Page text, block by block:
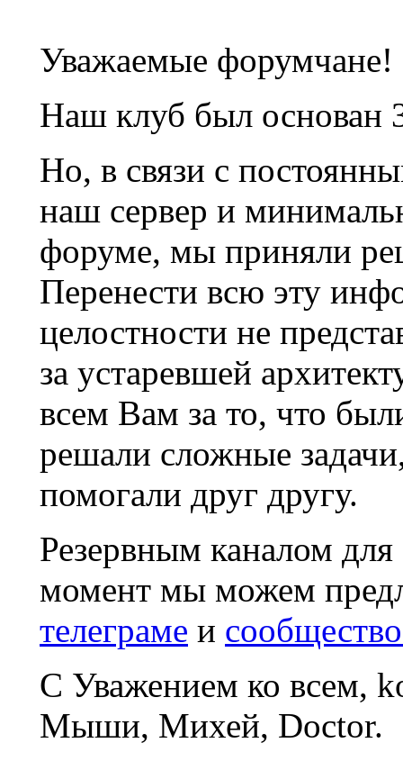
Уважаемые форумчане!
Наш клуб был основан
Но, в связи с
наш сервер и
форуме, мы приняли
Перенести всю эту
целостности не
за устаревшей
всем Вам за то, что
решали сложные
помогали друг другу.
Резервным каналом
момент мы можем
телеграме и
С Уважением ко всем,
Мыши, Михей, Doctor.